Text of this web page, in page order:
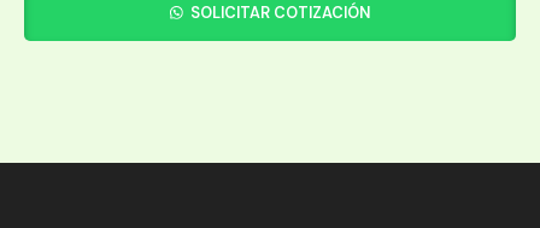
SOLICITAR COTIZACIÓN